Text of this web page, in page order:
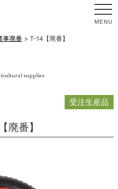
MENU
事廃番 > T-14【廃番】
廃番】